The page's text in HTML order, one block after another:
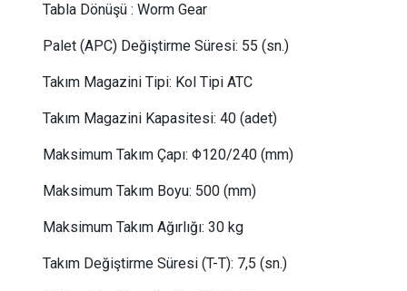
Tabla Dönüşü : Worm Gear
Palet (APC) Değiştirme Süresi: 55 (sn.)
Takım Magazini Tipi: Kol Tipi ATC
Takım Magazini Kapasitesi: 40 (adet)
Maksimum Takım Çapı: Φ120/240 (mm)
Maksimum Takım Boyu: 500 (mm)
Maksimum Takım Ağırlığı: 30 kg
Takım Değiştirme Süresi (T-T): 7,5 (sn.)